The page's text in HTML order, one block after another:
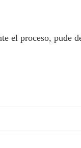
el proceso, pude